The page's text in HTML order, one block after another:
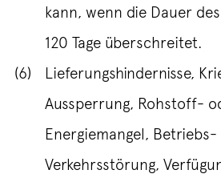
kann, wenn die Dauer
120 Tage überschreitet.
(6)
Lieferungshindernisse,
Aussperrung, Rohstoff-
Energiemangel,
Verkehrsstörung,